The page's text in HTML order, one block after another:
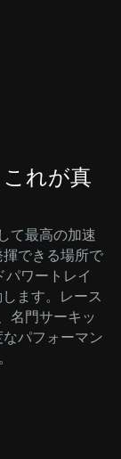
れが真
て最高の加速
できる場所で
ワートレイ
ます。レース
名門サーキッ
パフォーマン